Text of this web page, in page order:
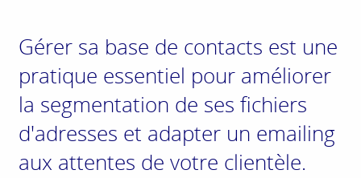
Gérer sa base de contacts est une
pratique essentiel pour améliorer
la segmentation de ses fichiers
d'adresses et adapter un emailing
aux attentes de votre clientèle.